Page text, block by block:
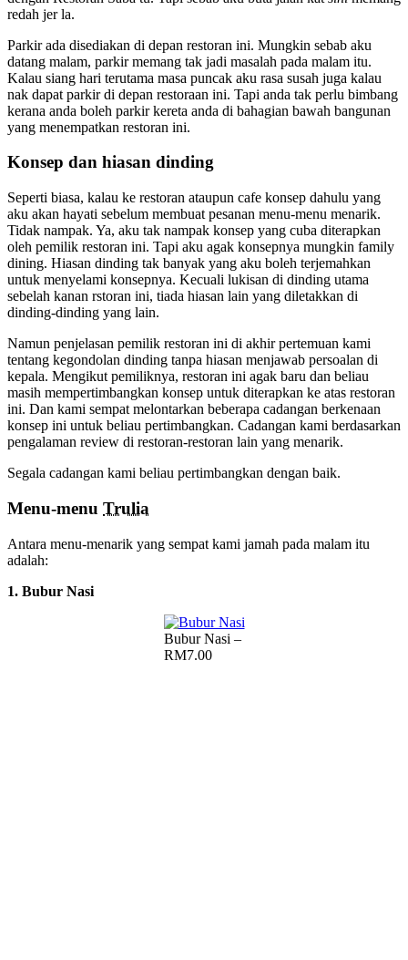
redah jer la.
Parkir ada disediakan di depan restoran ini. Mungkin sebab aku
datang malam, parkir memang tak jadi masalah pada malam itu.
Kalau siang hari terutama masa puncak aku rasa susah juga kalau
nak dapat parkir di depan restoraan ini. Tapi anda tak perlu bimbang
kerana anda boleh parkir kereta anda di bahagian bawah bangunan
yang menempatkan restoran ini.
Konsep dan hiasan dinding
Seperti biasa, kalau ke restoran ataupun cafe konsep dahulu yang
aku akan hayati sebelum membuat pesanan menu-menu menarik.
Tidak nampak. Ya, aku tak nampak konsep yang cuba diterapkan
oleh pemilik restoran ini. Tapi aku agak konsepnya mungkin family
dining. Hiasan dinding tak banyak yang aku boleh terjemahkan
untuk menyelami konsepnya. Kecuali lukisan di dinding utama
sebelah kanan rstoran ini, tiada hiasan lain yang diletakkan di
dinding-dinding yang lain.
Namun penjelasan pemilik restoran ini di akhir pertemuan kami
tentang kegondolan dinding tanpa hiasan menjawab persoalan di
kepala. Mengikut pemiliknya, restoran ini agak baru dan beliau
masih mempertimbangkan konsep untuk diterapkan ke atas restoran
ini. Dan kami sempat melontarkan beberapa cadangan berkenaan
konsep ini untuk beliau pertimbangkan. Cadangan kami berdasarkan
pengalaman review di restoran-restoran lain yang menarik.
Segala cadangan kami beliau pertimbangkan dengan baik.
Menu-menu Trulia
Antara menu-menarik yang sempat kami jamah pada malam itu
adalah:
1. Bubur Nasi
Bubur Nasi –
RM7.00